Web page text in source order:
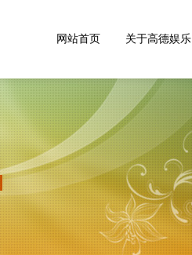
网站首页 关于高德娱乐